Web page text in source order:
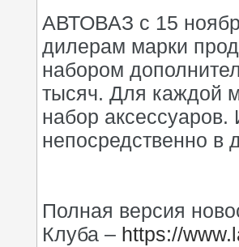
АВТОВАЗ с 15
дилерам марки
набором
тысяч. Для каждой
набор аксессуаров.
непосредственно в
Полная версия
Клуба – https://